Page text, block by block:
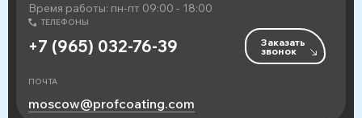
Время работы: пн-пт 09:00 - 18:00
ТЕЛЕФОНЫ
+7 (965) 032-76-39 Заказать
звонок
ПОЧТА
moscow@profcoating.com